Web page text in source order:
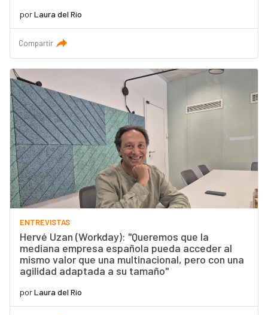
porLaura del Río
Compartir
ENTREVISTAS
Hervé Uzan (Workday): "Queremos que la
mediana empresa española pueda acceder al
mismo valor que una multinacional, pero con una
agilidad adaptada a su tamaño"
porLaura del Río